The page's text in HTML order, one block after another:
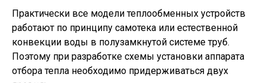
Практически все модели теплообменных устройств
работают по принципу самотека или естественной
конвекции воды в полузамкнутой системе труб.
Поэтому при разработке схемы установки аппарата
отбора тепла необходимо придерживаться двух